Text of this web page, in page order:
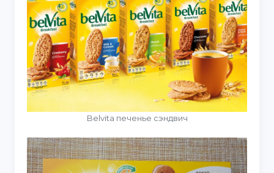
Belvita печенье сэндвич